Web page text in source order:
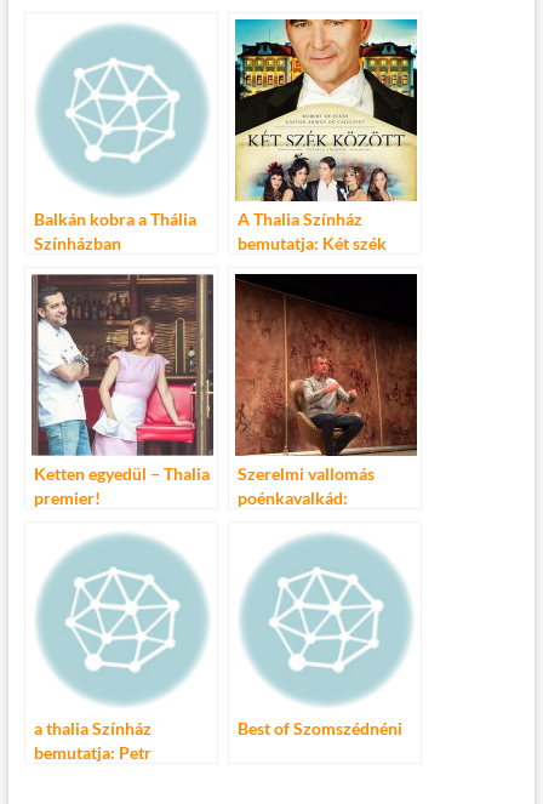
Balkán kobra a Thália
Színházban
A Thalia Színház
bemutatja: Két szék
Ketten egyedül – Thalia
premier!
Szerelmi vallomás
poénkavalkád:
estje a Thália
Színházban
a thalia Színház
bemutatja: Petr
Best of Szomszédnéni